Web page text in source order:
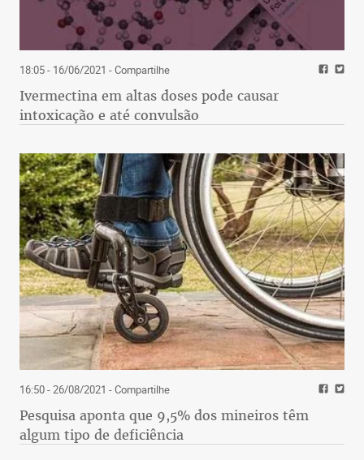
18:05 - 16/06/2021 - Compartilhe
Ivermectina em altas doses pode causar
intoxicação e até convulsão
16:50 - 26/08/2021 - Compartilhe
Pesquisa aponta que 9,5% dos mineiros têm
algum tipo de deficiência